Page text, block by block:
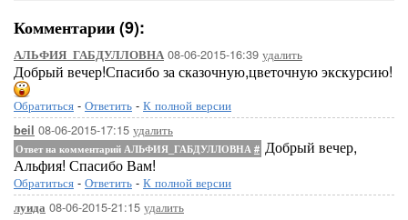
Комментарии (9):
АЛЬФИЯ_ГАБДУЛЛОВНА 08-06-2015-16:39 удалить
Добрый вечер!Спасибо за сказочную,цветочную экскурсию!
Обратиться - Ответить - К полной версии
beil 08-06-2015-17:15 удалить
Ответ на комментарий АЛЬФИЯ_ГАБДУЛЛОВНА # Добрый вечер,
Альфия! Спасибо Вам!
Обратиться - Ответить - К полной версии
луида 08-06-2015-21:15 удалить